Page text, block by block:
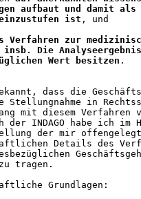
aufbaut und damit als
ist
, und
Verfahren zur
insb. Die
Wert besitzen
.
dass die
Stellungnahme in
mit diesem Verfahren
der INDAGO habe ich
der mir
Details des
zu tragen.
Grundlagen: